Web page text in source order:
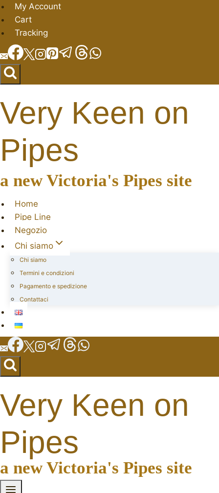
Salta
al
contenuto
My Account
Cart
Tracking
Very Keen on
Pipes
a new Victoria's Pipes site
Home
Pipe Line
Negozio
Chi siamo
Chi siamo
Termini e condizioni
Pagamento e spedizione
Contattaci
Very Keen on
Pipes
a new Victoria's Pipes site